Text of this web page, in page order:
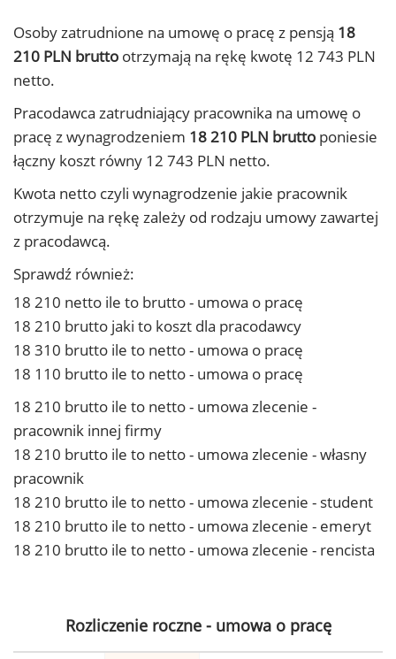
Osoby zatrudnione na umowę o pracę z pensją 18
210 PLN brutto otrzymają na rękę kwotę 12 743 PLN
netto.
Pracodawca zatrudniający pracownika na umowę o
pracę z wynagrodzeniem 18 210 PLN brutto poniesie
łączny koszt równy 12 743 PLN netto.
Kwota netto czyli wynagrodzenie jakie pracownik
otrzymuje na rękę zależy od rodzaju umowy zawartej
z pracodawcą.
Sprawdź również:
18 210 netto ile to brutto - umowa o pracę
18 210 brutto jaki to koszt dla pracodawcy
18 310 brutto ile to netto - umowa o pracę
18 110 brutto ile to netto - umowa o pracę
18 210 brutto ile to netto - umowa zlecenie -
pracownik innej firmy
18 210 brutto ile to netto - umowa zlecenie - własny
pracownik
18 210 brutto ile to netto - umowa zlecenie - student
18 210 brutto ile to netto - umowa zlecenie - emeryt
18 210 brutto ile to netto - umowa zlecenie - rencista
Rozliczenie roczne - umowa o pracę